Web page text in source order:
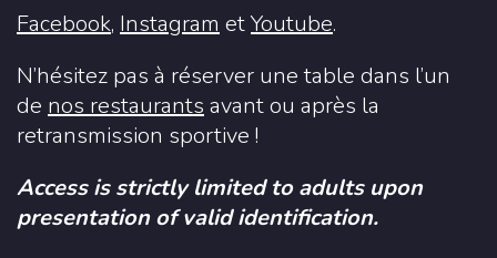
Facebook, Instagram etYoutube.
N’hésitez pas à réserver une table dans l’un
de nos restaurants avant ou après la
retransmission sportive !
Access is strictly limited to adults upon
presentation of valid identification.